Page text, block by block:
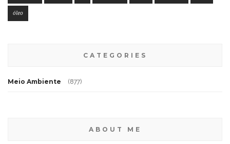
óleo
CATEGORIES
Meio Ambiente (877)
ABOUT ME